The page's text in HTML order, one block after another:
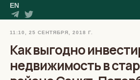
EN
11:10, 25 СЕНТЯБРЯ, 2018 Г.
Как выгодно
недвижимость в